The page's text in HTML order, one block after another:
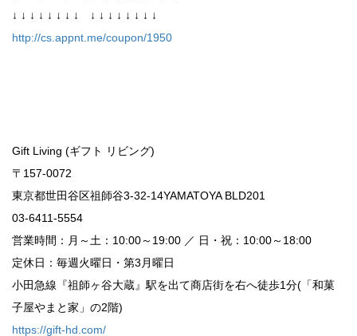
↓ ↓ ↓ ↓ ↓ ↓ ↓ ↓ ↓ ↓ ↓ ↓ ↓ ↓ ↓ ↓
http://cs.appnt.me/coupon/1950
Gift Living (ギフト リビング)
〒157-0072
東京都世田谷区祖師谷3-32-14YAMATOYA BLD201
03-6411-5554
営業時間：月～土：10:00～19:00 ／ 日・祝：10:00～18:00
定休日：毎週火曜日・第3月曜日
小田急線『祖師ヶ谷大蔵』駅を出て商店街を右へ徒歩1分(「和菓
子屋やまと家」の2階)
https://gift-hd.com/